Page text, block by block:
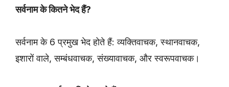
सर्वनाम के कितने भेद हैं?
सर्वनाम के 6 प्रमुख भेद होते हैं: व्यक्तिवाचक, स्थानवाचक,
इशारों वाले, सम्बंधवाचक, संख्यावाचक, और स्वरूपवाचक।